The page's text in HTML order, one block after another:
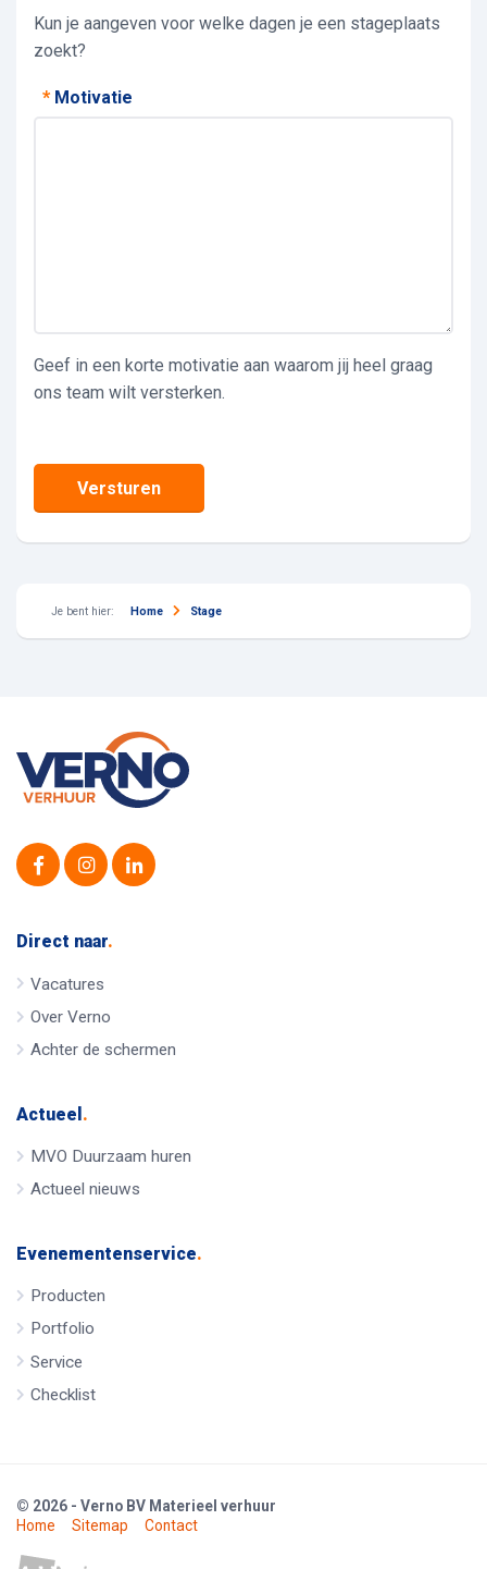
Kun je aangeven voor welke dagen je een stageplaats
zoekt?
*Motivatie
Geef in een korte motivatie aan waarom jij heel graag
ons team wilt versterken.
Je bent hier: Home Stage
Direct naar.
Vacatures
Over Verno
Achter de schermen
Actueel .
MVO Duurzaam huren
Actueel nieuws
Evenementenservice.
Producten
Portfolio
Service
Checklist
© 2026 - Verno BV Materieel verhuur
Home
Sitemap Contact